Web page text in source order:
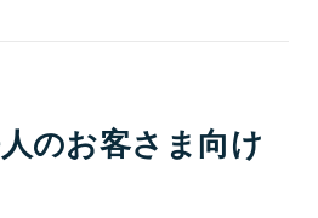
のお客さま向け